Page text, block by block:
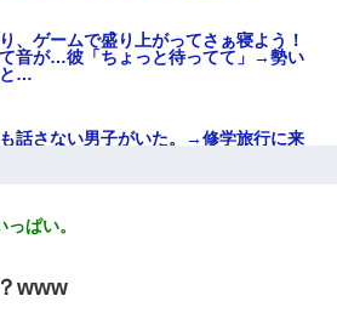
、ゲームで盛り上がってさぁ寝よう！
音が…彼「ちょっと待ってて」→勢い
と…
話さない男子がいた。→修学旅行に来
私「わかった。で？」夫「慰謝料
通して。私も請求する」夫「」
妊の叔母に頼まれて出産。→叔母夫婦が
ぱい。
www